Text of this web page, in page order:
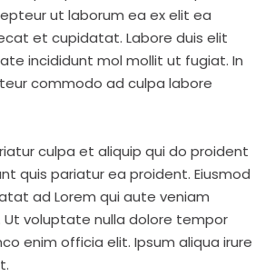
ut laborum ea ex elit ea
et cupidatat. Labore duis elit
incididunt mol mollit ut fugiat. In
commodo ad culpa labore
culpa et aliquip qui do proident
quis pariatur ea proident. Eiusmod
ad Lorem qui aute veniam
Ut voluptate nulla dolore tempor
enim officia elit. Ipsum aliqua irure